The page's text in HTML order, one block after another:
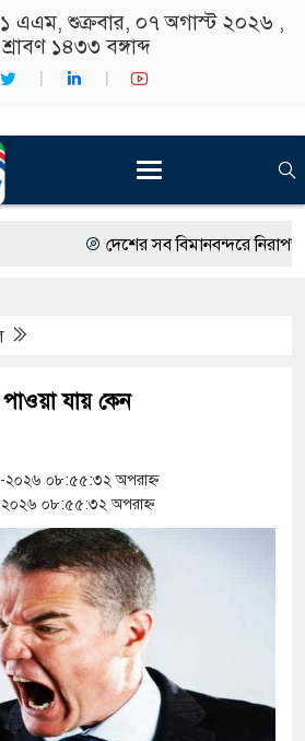
এএম, শুক্রবার, ০৭ অগাস্ট ২০২৬ ,
১৪৩৩ বঙ্গাব্দ
দেশের সব বিমানবন্দরে নিরাপত্তা
রং ফর্সাকারী ৮ ব্র্যান্ডের ক্রিমে
থাকায় বিক্রিতে নিষেধাজ্ঞা
অত্যাচারের ছবি যেন আর তুলতে
আলাল
‘গুলশানের চামেলি’তে ভিন্ন রূপে
যৌনকর্মীর দালাল চরিত্রে
যায় কেন
০৮:৫৫:৩২ অপরাহ্ন
০৮:৫৫:৩২ অপরাহ্ন